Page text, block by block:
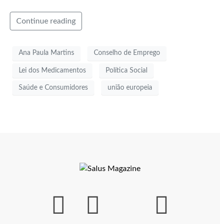
Continue reading
Ana Paula Martins Conselho de Emprego
Lei dos Medicamentos Política Social
Saúde e Consumidores união europeia